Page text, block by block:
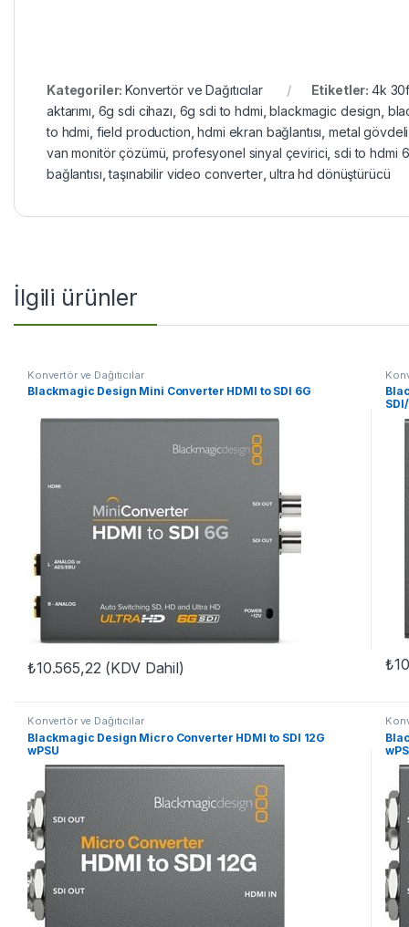
Kategoriler:Konvertör ve Dağıtıcılar Etiketler:4k
aktarımı 6g sdi cihazı 6g sdi to hdmi ,blackmagic design
to hdmi field production ,hdmi ekran bağlantısı ,metal
van monitör çözümü ,profesyonel sinyal çevirici ,sdi to hdmi
bağlantısı ,taşınabilir video converter,ultra hd dönüştürücü
İlgili ürünler
Konvertör ve Dağıtıcılar
Blackmagic Design Mini Converter HDMI to SDI 6G
₺10.565,22 (KDV Dahil) ₺
Konvertör ve Dağıtıcılar
Blackmagic Design Micro Converter HDMI to SDI 12G
wPSU